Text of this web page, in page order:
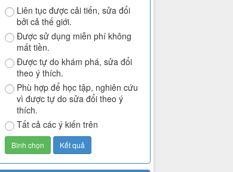
Liên tục được cải tiến, sửa đổi
bởi cả thế giới.
Được sử dụng miễn phí không
mất tiền.
Được tự do khám phá, sửa đổi
theo ý thích.
Phù hợp để học tập, nghiên cứu
vì được tự do sửa đổi theo ý
thích.
Tất cả các ý kiến trên